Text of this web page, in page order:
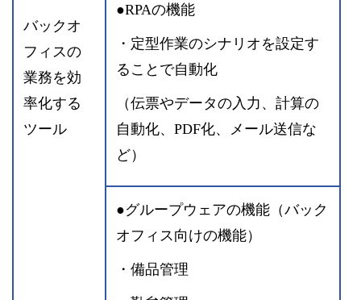
バックオ
フィスの
業務を効
率化する
ツール
●RPAの機能
・定型作業のシナリオを設定す
ることで自動化
（伝票やデータの入力、計算の
自動化、PDF化、メール送信な
ど）
●グループウェアの機能（バック
オフィス向けの機能）
・備品管理